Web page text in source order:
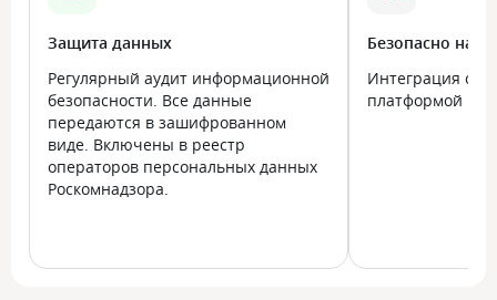
Защита данных
Регулярный аудит информационной
безопасности. Все данные
передаются в зашифрованном
виде. Включены в реестр
операторов персональных данных
Роскомнадзора.
Безопасно на
Интеграция с
платформой